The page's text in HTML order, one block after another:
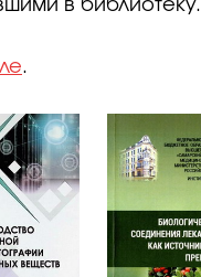
в библиотеку.
.